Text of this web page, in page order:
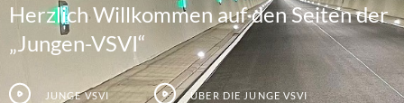
Herzlich Willkommen auf den Seiten der
„Jungen-VSVI“
Junge VSVI Über die junge VSVI